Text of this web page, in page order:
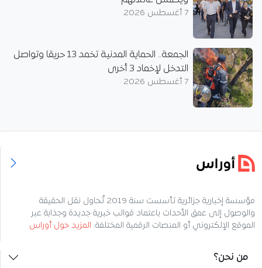
7 أغسطس 2026
الجمعة.. الحماية المدنية تخمد 13 حريقا وتواصل
التدخل لإخماد 3 أخرى
7 أغسطس 2026
مؤسسة إخبارية جزائرية تأسست سنة 2019 تُحاول نقل الحقيقة
والوصول إلى عمق الأحداث باعتماد قوالب خبرية جديدة وجذابة عبر
الموقع الإلكتروني أو المنصات الرقمية المختلفة. المزيد حول أوراس
من نحن؟